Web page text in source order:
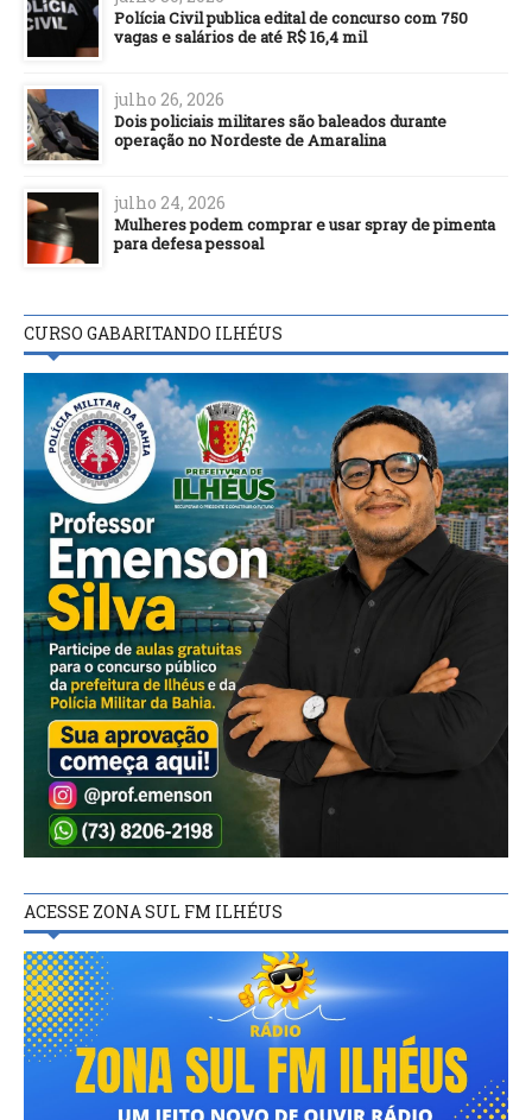
Polícia Civil publica edital de concurso com 750
vagas e salários de até R$ 16,4 mil
julho 26, 2026
Dois policiais militares são baleados durante
operação no Nordeste de Amaralina
julho 24, 2026
Mulheres podem comprar e usar spray de pimenta
para defesa pessoal
CURSO GABARITANDO ILHÉUS
ACESSE ZONA SUL FM ILHÉUS